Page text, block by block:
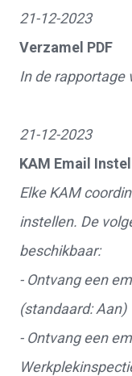
21-12-2023
Verzamel PDF
In de rapportage
21-12-2023
KAM Email
Elke KAM
instellen. De
beschikbaar:
- Ontvang een
(standaard: Aan)
- Ontvang een